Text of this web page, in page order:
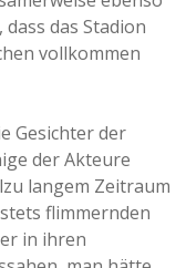
das Stadion
vollkommen
Gesichter der
der Akteure
langem Zeitraum
flimmernden
in ihren